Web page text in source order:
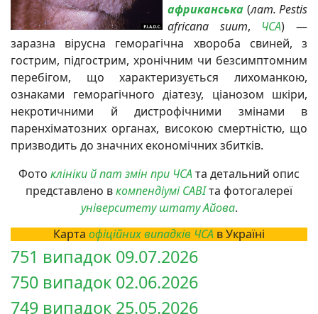
африканська (лат. Pestis
africana suum, ЧСА)—
заразна вірусна геморагічна хвороба свиней, з
гострим, підгострим, хронічним чи безсимптомним
перебігом, що характеризується лихоманкою,
ознаками геморагічного діатезу, ціанозом шкіри,
некротичними й дистрофічними змінами в
паренхіматозних органах, високою смертністю, що
призводить до значних економічних збитків.
Фото клініки й пат змін при ЧСАта детальний опис
представлено вкомпендіумі CABIта фотогалереї
університету штату Айова.
Карта офіційних випадків ЧСА в Україні
751 випадок 09.07.2026
750 випадок 02.06.2026
749 випадок 25.05.2026